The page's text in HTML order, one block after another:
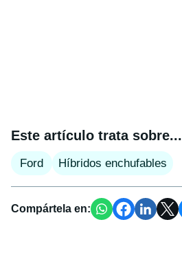
Este artículo trata sobre...
Ford Híbridos enchufables
Compártela en: